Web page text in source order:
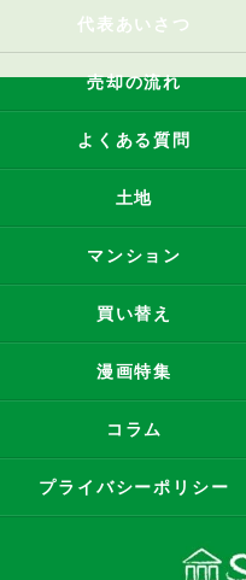
代表あいさつ
売却の流れ
よくある質問
土地
マンション
買い替え
漫画特集
コラム
プライバシーポリシー